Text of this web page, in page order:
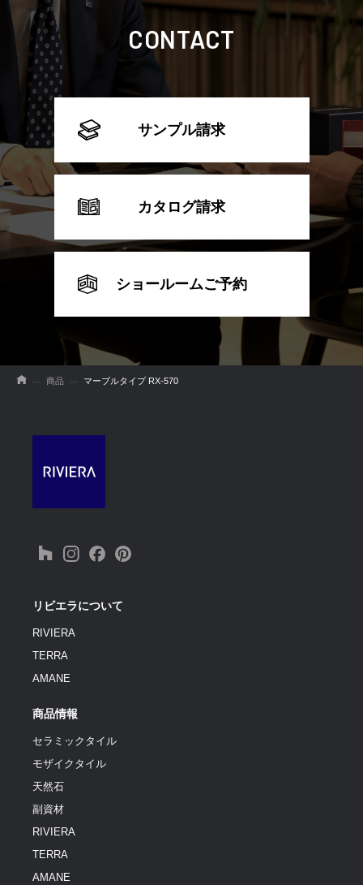
CONTACT
サンプル請求
カタログ請求
ショールームご予約
商品 マーブルタイプ RX-570
リビエラについて
RIVIERA
TERRA
AMANE
商品情報
セラミックタイル
モザイクタイル
天然石
副資材
RIVIERA
TERRA
AMANE